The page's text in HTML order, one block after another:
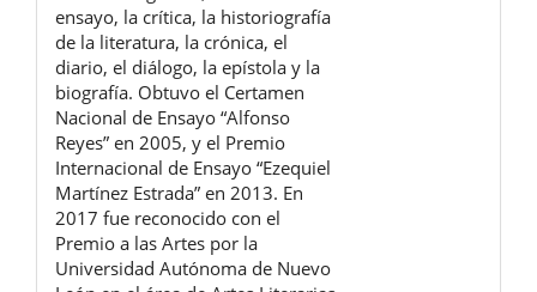
ensayo, la crítica, la historiografía
de la literatura, la crónica, el
diario, el diálogo, la epístola y la
biografía. Obtuvo el Certamen
Nacional de Ensayo “Alfonso
Reyes” en 2005, y el Premio
Internacional de Ensayo “Ezequiel
Martínez Estrada” en 2013. En
2017 fue reconocido con el
Premio a las Artes por la
Universidad Autónoma de Nuevo